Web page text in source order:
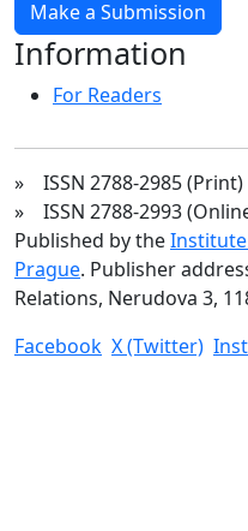
Make a Submission
Information
For Readers
» ISSN 2788-2985 (Print)
» ISSN 2788-2993
Published by the
Prague. Publisher
Relations, Nerudova 3,
Facebook X (Twitter)